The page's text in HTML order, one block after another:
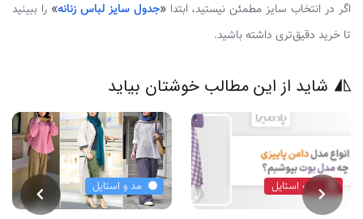
اگر در انتخاب سایز مطمئن نیستید، ابتدا«جدول سایز لباس زنانه» را ببینید
تا خرید دقیق‌تری داشته باشید.
شاید از این مطالب خوشتان بیاید
مد و استایل مد و استایل